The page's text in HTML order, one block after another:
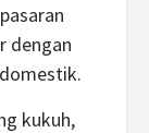
dengan
kukuh,